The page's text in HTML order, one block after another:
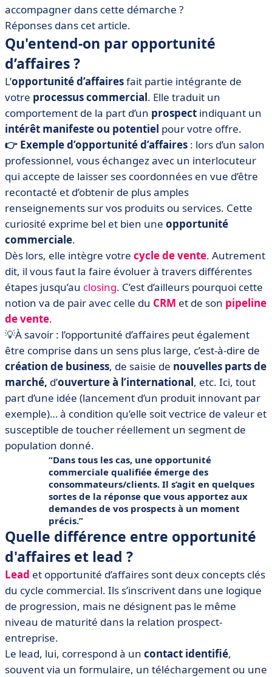
accompagner dans cette démarche ?
Réponses dans cet article.
Qu'entend-on par opportunité
d’affaires ?
L’opportunité d’affairesfait partie intégrante de
votre processus commercial. Elle traduit un
comportement de la part d’un prospect indiquant un
intérêt manifeste ou potentiel pour votre offre.
👉 Exemple d’opportunité d’affaires : lors d’un salon
professionnel, vous échangez avec un interlocuteur
qui accepte de laisser ses coordonnées en vue d’être
recontacté et d’obtenir de plus amples
renseignements sur vos produits ou services. Cette
curiosité exprime bel et bien une opportunité
commerciale.
Dès lors, elle intègre votre cycle de vente. Autrement
dit, il vous faut la faire évoluer à travers différentes
étapes jusqu’au closing. C’est d’ailleurs pourquoi cette
notion va de pair avec celle du CRM et de son pipeline
de vente.
💡À savoir : l’opportunité d’affaires peut également
être comprise dans un sens plus large, c’est-à-dire de
création de business, de saisie de nouvelles parts de
marché, d’ouverture à l’international, etc. Ici, tout
part d’une idée (lancement d’un produit innovant par
exemple)… à condition qu’elle soit vectrice de valeur et
susceptible de toucher réellement un segment de
population donné.
Dans tous les cas, une opportunité
commerciale qualifiée émerge des
consommateurs/clients. Il s’agit en quelques
sortes de la réponse que vous apportez aux
demandes de vos prospects à un moment
précis.
Quelle différence entre opportunité
d'affaires et lead ?
Lead et opportunité d’affaires sont deux concepts clés
du cycle commercial. Ils s’inscrivent dans une logique
de progression, mais ne désignent pas le même
niveau de maturité dans la relation prospect-
entreprise.
Le lead, lui, correspond à un contact identifié,
souvent via un formulaire, un téléchargement ou une